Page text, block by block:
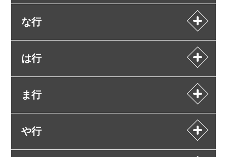
な行
は行
ま行
や行